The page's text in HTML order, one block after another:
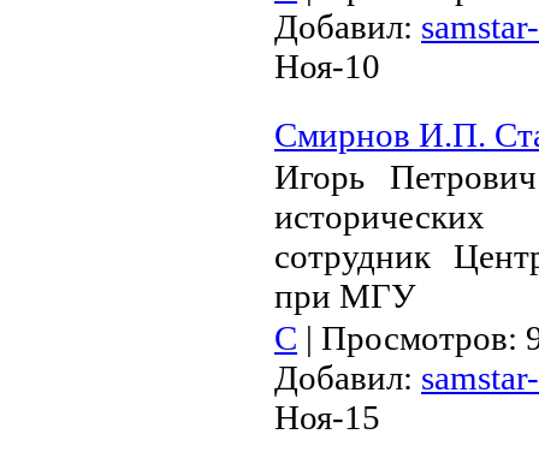
Добавил:
Ноя-10
Смирнов И.П.
Игорь
сотрудник
при МГУ
С | Просмотров:
Добавил:
Ноя-15